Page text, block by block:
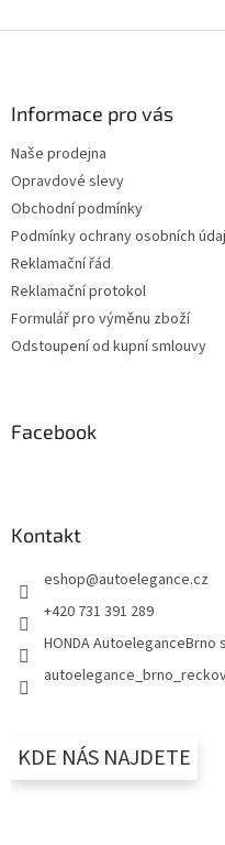
Informace pro vás
Naše prodejna
Opravdové slevy
Obchodní podmínky
Podmínky ochrany osobních
Reklamační řád
Reklamační protokol
Formulář pro výměnu zboží
Odstoupení od kupní smlouvy
Facebook
Kontakt
eshop@autoelegance.cz
+420 731 391 289
HONDA AutoeleganceBrno
KDE NÁS NAJDETE